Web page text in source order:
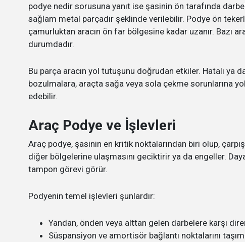
podye nedir sorusuna yanıt ise şasinin ön tarafında
sağlam metal parçadır şeklinde verilebilir. Podye ön
çamurluktan aracın ön far bölgesine kadar uzanır. Bazı
durumdadır.
Bu parça aracın yol tutuşunu doğrudan etkiler. Hatalı ya
bozulmalara, araçta sağa veya sola çekme sorunlarına
edebilir.
Araç Podye ve İşlevleri
Araç podye, şasinin en kritik noktalarından biri olup,
diğer bölgelerine ulaşmasını geciktirir ya da engeller.
tampon görevi görür.
Podyenin temel işlevleri şunlardır:
Yandan, önden veya alttan gelen darbelere karşı
Süspansiyon ve amortisör bağlantı noktalarını